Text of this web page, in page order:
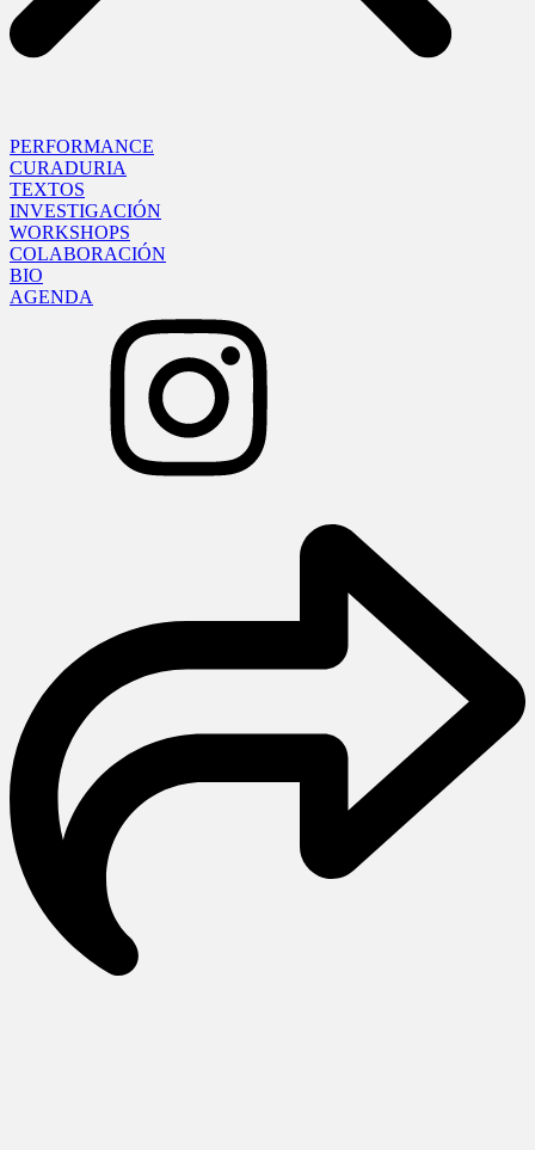
PERFORMANCE
CURADURIA
TEXTOS
INVESTIGACIÓN
WORKSHOPS
COLABORACIÓN
BIO
AGENDA